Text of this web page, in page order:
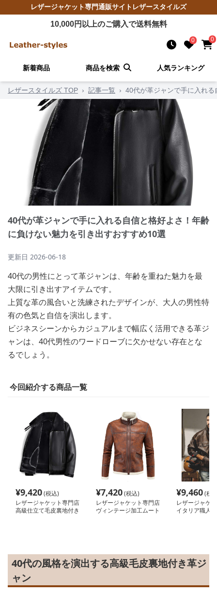
レザージャケット専門通販サイト レザースタイルズ
10,000円以上のご購入で送料無料
0 0
新着商品 商品を検索 人気ランキング
レザースタイルズ TOP › 記事一覧 › 40代が革ジャンで手に入れ
40代が革ジャンで手に入れる自信と格好よさ！年齢
に負けない魅力を引き出すおすすめ10選
更新日 2026-06-18
40代の男性にとって革ジャンは、年齢を重ねた魅力を最
大限に引き出すアイテムです。
上質な革の風合いと洗練されたデザインが、大人の男性特
有の色気と自信を演出します。
ビジネスシーンからカジュアルまで幅広く活用できる革ジ
ャンは、40代男性のワードローブに欠かせない存在とな
るでしょう。
今回紹介する商品一覧
¥9,420(税込)
レザージャケット専門店
高級仕立て毛皮裏地付き
¥7,420(税込)
レザージャケット専門店
ヴィンテージ加工ムート
¥9,460(税
レザージャケ
イタリア職人
40代の風格を演出する高級毛皮裏地付き革ジ
ャン